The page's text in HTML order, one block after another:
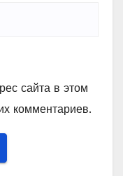
сайта в этом
комментариев.